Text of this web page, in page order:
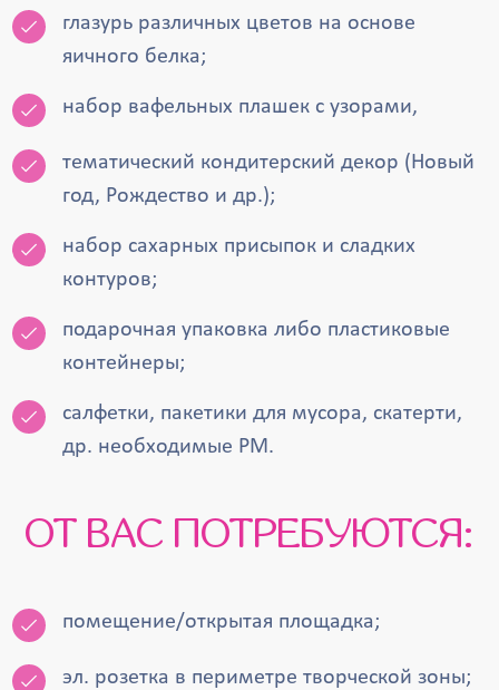
глазурь различных цветов на основе
яичного белка;
набор вафельных плашек с узорами,
тематический кондитерский декор (Новый
год, Рождество и др.);
набор сахарных присыпок и сладких
контуров;
подарочная упаковка либо пластиковые
контейнеры;
салфетки, пакетики для мусора, скатерти,
др. необходимые РМ.
ОТ ВАС ПОТРЕБУЮТСЯ:
помещение/открытая площадка;
эл. розетка в периметре творческой зоны;